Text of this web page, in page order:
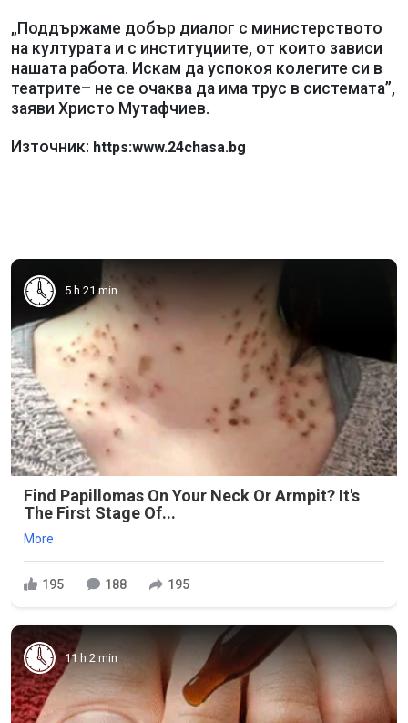
„Поддържаме добър диалог с министерството
на културата и с институциите, от които зависи
нашата работа. Искам да успокоя колегите си в
театрите– не се очаква да има трус в системата”,
заяви Христо Мутафчиев.
Източник: https:www.24chasa.bg
5 h 21 min
Find Papillomas On Your Neck Or Armpit? It's
The First Stage Of...
More
195 188 195
11 h 2 min